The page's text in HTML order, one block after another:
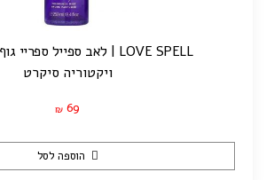
LOVE SPELL | לאב ספייל ספריי גוף | 250 מ"ל
ויקטוריה סיקרט
₪ 69
הוספה לסל